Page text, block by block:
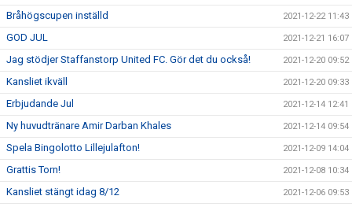
Bråhögscupen inställd 2021-12-22 11:43
GOD JUL 2021-12-21 16:07
Jag stödjer Staffanstorp United FC. Gör det du också! 2021-12-20 09:52
Kansliet ikväll 2021-12-20 09:33
Erbjudande Jul 2021-12-14 12:41
Ny huvudtränare Amir Darban Khales 2021-12-14 09:54
Spela Bingolotto Lillejulafton! 2021-12-09 14:04
Grattis Torn! 2021-12-08 10:34
Kansliet stängt idag 8/12 2021-12-06 09:53